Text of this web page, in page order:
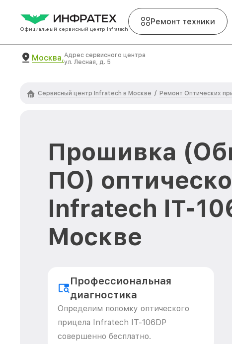
Официальный сервисный центр Infratech
Ремонт техники
Москва,Адрес сервисного центра
ул. Лесная, д. 5
Сервисный центр Infratech в Москве / Ремонт Оптических
Прошивка
ПО)
Infratech IT-
Москве
Профессиональная
диагностика
Определим поломку оптического
прицела Infratech IT-106DP
совершенно бесплатно.